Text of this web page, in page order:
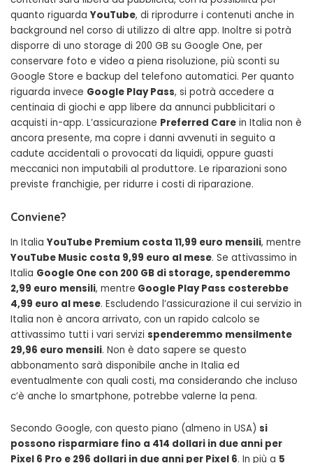
quanto riguarda YouTube, di riprodurre i contenuti anche in
background nel corso di utilizzo di altre app. Inoltre si potrà
disporre di uno storage di 200 GB su Google One, per
conservare foto e video a piena risoluzione, più sconti su
Google Store e backup del telefono automatici. Per quanto
riguarda invece Google Play Pass, si potrà accedere a
centinaia di giochi e app libere da annunci pubblicitari o
acquisti in-app. L’assicurazione Preferred Care in Italia non è
ancora presente, ma copre i danni avvenuti in seguito a
cadute accidentali o provocati da liquidi, oppure guasti
meccanici non imputabili al produttore. Le riparazioni sono
previste franchigie, per ridurre i costi di riparazione.
Conviene?
In Italia YouTube Premium costa 11,99 euro mensili, mentre
YouTube Music costa 9,99 euro al mese. Se attivassimo in
Italia Google One con 200 GB di storage, spenderemmo
2,99 euro mensili, mentre Google Play Pass costerebbe
4,99 euro al mese. Escludendo l’assicurazione il cui servizio in
Italia non è ancora arrivato, con un rapido calcolo se
attivassimo tutti i vari servizi spenderemmo mensilmente
29,96 euro mensili. Non è dato sapere se questo
abbonamento sarà disponibile anche in Italia ed
eventualmente con quali costi, ma considerando che incluso
c’è anche lo smartphone, potrebbe valerne la pena.
Secondo Google, con questo piano (almeno in USA) si
possono risparmiare fino a 414 dollari in due anni per
Pixel 6 Pro e 296 dollari in due anni per Pixel 6. In più a 5